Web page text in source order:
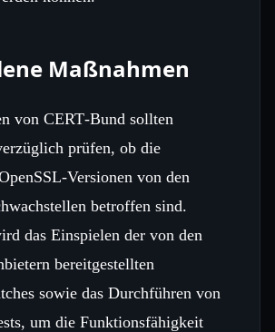
Maßnahmen
von CERT‑Bund sollten
prüfen, ob die
von den
betroffen sind.
das Einspielen der von den
bereitgestellten
sowie das Durchführen von
um die Funktionsfähigkeit